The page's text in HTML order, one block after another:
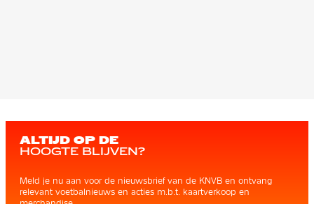
ALTIJD OP DE
HOOGTE BLIJVEN?
Meld je nu aan voor de nieuwsbrief van de KNVB en ontvang
relevant voetbalnieuws en acties m.b.t. kaartverkoop en